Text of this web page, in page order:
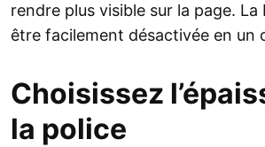
rendre plus visible sur la page.
être facilement désactivée en un
Choisissez
la police